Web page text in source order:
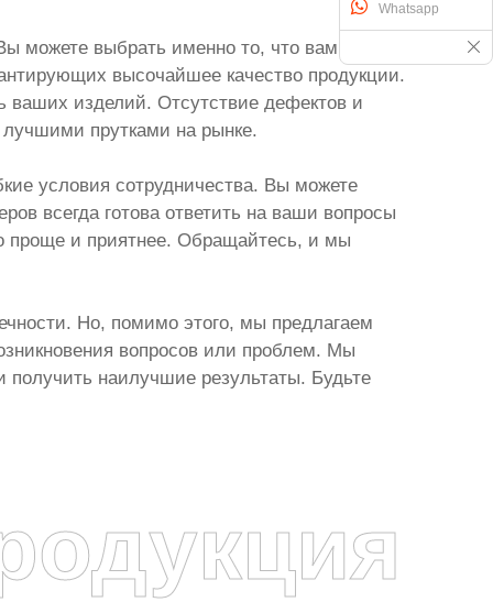
можете выбрать именно то, что вам нужно
высочайшее качество продукции.
ваших изделий. Отсутствие дефектов и
лучшими прутками на рынке.
условия сотрудничества. Вы можете
всегда готова ответить на ваши вопросы
проще и приятнее. Обращайтесь, и мы
Но, помимо этого, мы предлагаем
вопросов или проблем. Мы
получить наилучшие результаты. Будьте
Whatsapp